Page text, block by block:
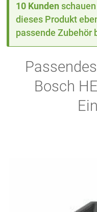
10 Kunden
dieses Produkt
passende Zubehör
Bosch